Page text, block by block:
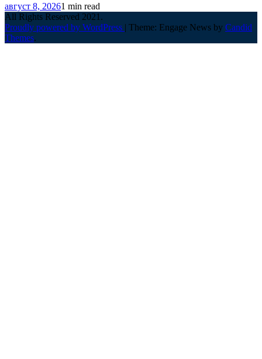
август 8, 20261 min read
All Rights Reserved 2021.
Proudly powered by WordPress | Theme: Engage News by Candid
Themes.